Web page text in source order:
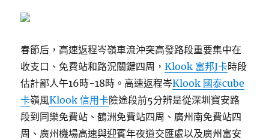
春節后，高速返程岑嶺車流沖突高發路段重要集中在
收支口、免費站和路況關鍵四周，Klook 富邦J卡時段
估計鄙人午16時-18時。高速返程岑Klook 國泰cube
卡嶺風Klook 信用卡險途段前5分辨是從深圳寶安路
段到同樂免費站、鶴洲免費站四周、廣州南免費站四
周、廣州機場高速與迎賓年夜道交匯處以及廣州富安